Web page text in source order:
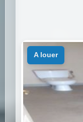
a louer